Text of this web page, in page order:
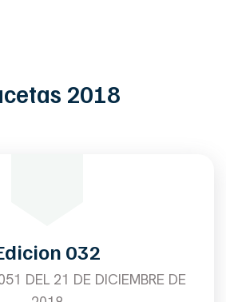
2018
032
DEL 21 DE DICIEMBRE DE